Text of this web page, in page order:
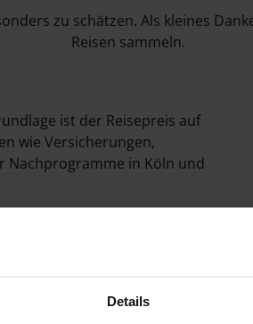
Details
zu schätzen. Als kleines
Reisen sammeln.
ist der Reisepreis auf
wie Versicherungen,
Nachprogramme in Köln und
Punkte 250 €
1AVista Reise einlösen
Sie weiter bis 100